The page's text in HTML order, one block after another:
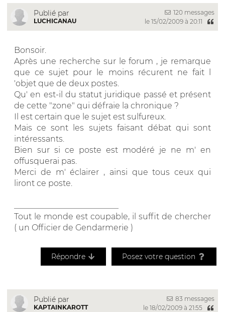
Publié par
LUCHICANAU
120 messages
le 15/02/2009 à 20:11
Bonsoir.
Après une recherche sur le forum , je remarque
que ce sujet pour le moins récurent ne fait l
'objet que de deux postes.
Qu' en est-il du statut juridique passé et présent
de cette "zone" qui défraie la chronique ?
Il est certain que le sujet est sulfureux.
Mais ce sont les sujets faisant débat qui sont
intéressants.
Bien sur si ce poste est modéré je ne m' en
offusquerai pas.
Merci de m' éclairer , ainsi que tous ceux qui
liront ce poste.
Tout le monde est coupable, il suffit de chercher
( un Officier de Gendarmerie )
Répondre Posez votre question
Publié par
KAPTAINKAROTT
83 messages
le 18/02/2009 à 21:55